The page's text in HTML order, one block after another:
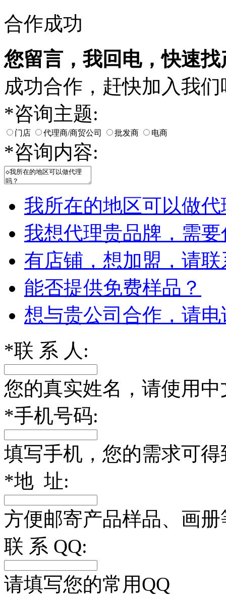
合作成功
您留言，我回电，快速找
成功合作，赶快加入我们
*咨询主题:
门店 代理商/商贸公司 批发商 电商
*咨询内容:
我所在的地区可以做
我想代理贵品牌，需
有店铺，想加盟，请
能否提供免费样品？
想与贵公司合作，请
*联 系 人:
您的真实姓名，请使用中
*手机号码:
填写手机，您的需求可
*地 址:
方便邮寄产品样品、画
联 系 QQ:
请填写您的常用QQ